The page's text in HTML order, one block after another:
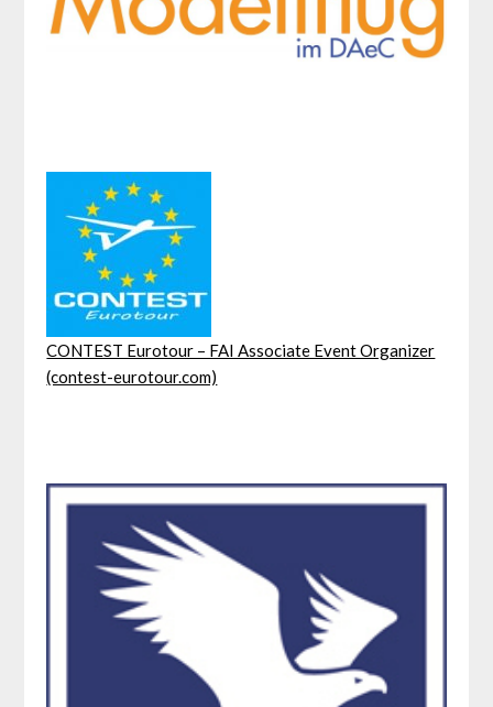
CONTEST Eurotour – FAI Associate Event Organizer
(contest-eurotour.com)